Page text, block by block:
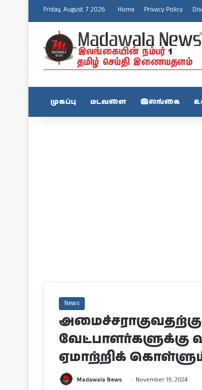
Friday, August 7 2026 Home Privacy Policy
முகப்பு மடவளை இலங்கை
News
வேட்பாளர்களுக்கு
ஏமாற்றிக்
Madawala News November 19, 2024